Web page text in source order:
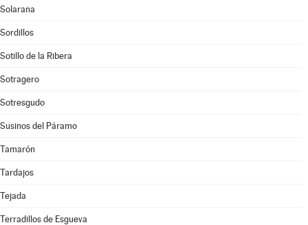
Solarana
Sordillos
Sotillo de la Ribera
Sotragero
Sotresgudo
Susinos del Páramo
Tamarón
Tardajos
Tejada
Terradillos de Esgueva